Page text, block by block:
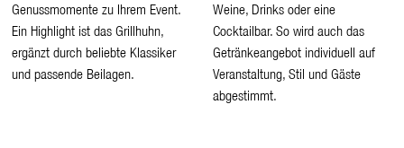
Genussmomente zu Ihrem Event.
Ein Highlight ist das Grillhuhn,
ergänzt durch beliebte Klassiker
und passende Beilagen.
Weine, Drinks oder eine
Cocktailbar. So wird auch das
Getränkeangebot individuell auf
Veranstaltung, Stil und Gäste
abgestimmt.